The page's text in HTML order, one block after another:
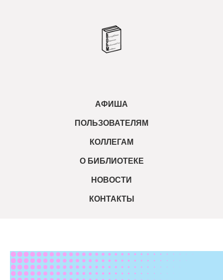
АФИША
ПОЛЬЗОВАТЕЛЯМ
КОЛЛЕГАМ
О БИБЛИОТЕКЕ
НОВОСТИ
КОНТАКТЫ